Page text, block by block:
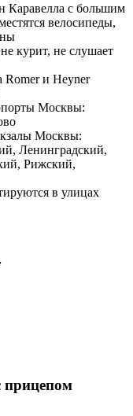
Каравелла с большим
велосипеды,
курит, не слушает
Romer и Heyner
Москвы:
Москвы:
Ленинградский,
Рижский,
в улицах
прицепом